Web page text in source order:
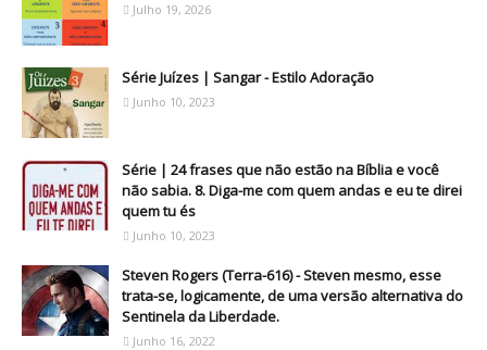
Julho 19, 2026
Série Juízes | Sangar - Estilo Adoração
Junho 10, 2023
Série | 24 frases que não estão na Bíblia e você
não sabia. 8. Diga-me com quem andas e eu te direi
quem tu és
Junho 10, 2023
Steven Rogers (Terra-616) - Steven mesmo, esse
trata-se, logicamente, de uma versão alternativa do
Sentinela da Liberdade.
Junho 16, 2022